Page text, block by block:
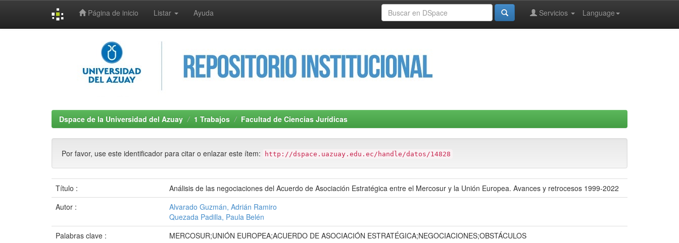
Página de inicio Listar Ayuda Language
Servicios
Dspace de la Universidad del Azuay 1 Trabajos Facultad de Ciencias Jurídicas
Por favor, use este identificador para citar o enlazar este ítem: http://dspace.uazuay.edu.ec/handle/datos/14828
Título :
Análisis de las negociaciones del Acuerdo de Asociación Estratégica entre el Mercosur y la Unión Europea. Avances y retrocesos 1999-2022
Autor :
Alvarado Guzmán, Adrián Ramiro
Quezada Padilla, Paula Belén
Palabras clave :
MERCOSUR;UNIÓN EUROPEA;ACUERDO DE ASOCIACIÓN ESTRATÉGICA;NEGOCIACIONES;OBSTÁCULOS